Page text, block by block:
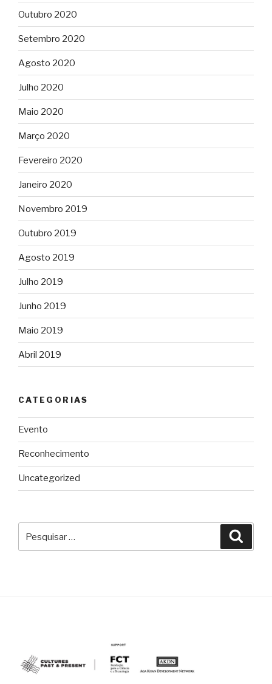
Outubro 2020
Setembro 2020
Agosto 2020
Julho 2020
Maio 2020
Março 2020
Fevereiro 2020
Janeiro 2020
Novembro 2019
Outubro 2019
Agosto 2019
Julho 2019
Junho 2019
Maio 2019
Abril 2019
CATEGORIAS
Evento
Reconhecimento
Uncategorized
por: